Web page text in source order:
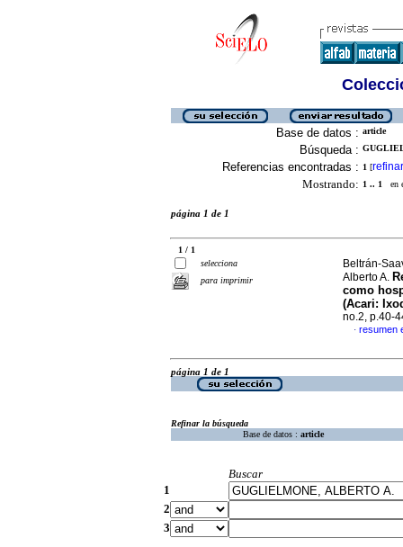
Base de datos : article
Búsqueda :
Referencias encontradas : 1 [refinar
Mostrando: 1 .. 1 en
página 1 de 1
1 / 1
selecciona
para imprimir
Beltrán-
Alberto A.
como
(Acari:
no.2, p.40-
· resumen
página 1 de 1
Refinar la búsqueda
Base de datos : article
Buscar
1
2
3